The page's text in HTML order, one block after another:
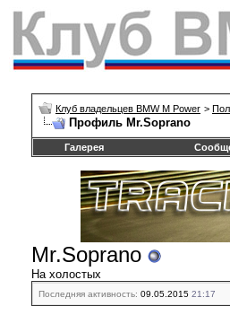
Клуб владельцев BMW M Power >
Профиль Mr.Soprano
Галерея
Mr.Soprano
На холостых
Последняя активность: 09.05.2015 21:17